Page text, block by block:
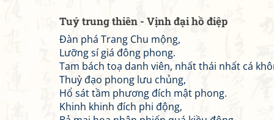
Tuý trung thiên - Vịnh đại hồ điệp
Đàn phá Trang Chu mộng,
Lưỡng sí giá đông phong.
Tam bách toạ danh viên, nhất thái nhất cá
Thuỳ đạo phong lưu chủng,
Hổ sát tầm phương đích mật phong.
Khinh khinh đích phi động,